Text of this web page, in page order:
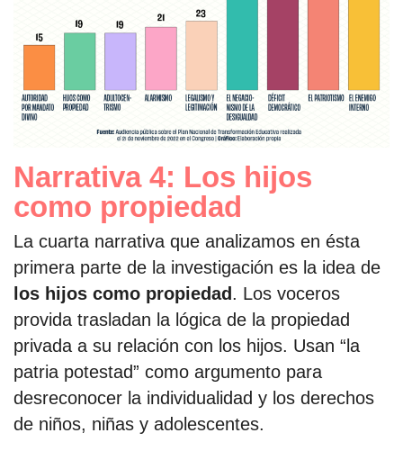
Narrativa 4: Los hijos
como propiedad
La cuarta narrativa que analizamos en ésta
primera parte de la investigación es la idea de
los hijos como propiedad. Los voceros
provida trasladan la lógica de la propiedad
privada a su relación con los hijos. Usan “la
patria potestad” como argumento para
desreconocer la individualidad y los derechos
de niños, niñas y adolescentes.